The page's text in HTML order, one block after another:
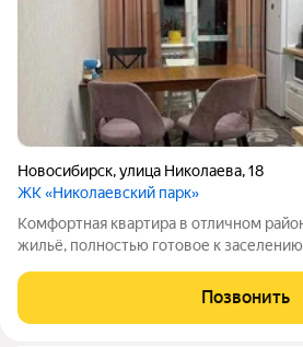
Новосибирск,улица Николаева,18
ЖК «Николаевский парк»
Комфортная квартира в отличном
жильё, полностью готовое к
и функциональная планировка.
Акaдемгоpодка. Окна
Позвонить